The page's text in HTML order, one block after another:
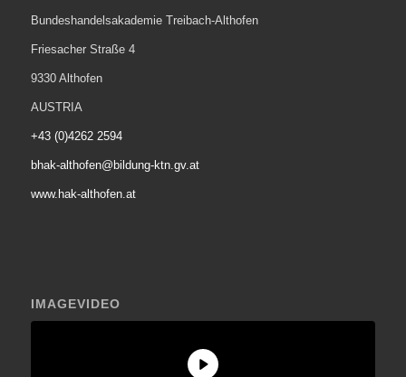
Bundeshandelsakademie Treibach-Althofen
Friesacher Straße 4
9330 Althofen
AUSTRIA
+43 (0)4262 2594
bhak-althofen@bildung-ktn.gv.at
www.hak-althofen.at
IMAGEVIDEO